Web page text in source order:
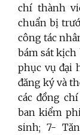
chí thành
chuẩn bị
công tác
bám sát kịch
phục vụ đại
đăng ký và
các đồng
ban kiểm
sinh; 7-